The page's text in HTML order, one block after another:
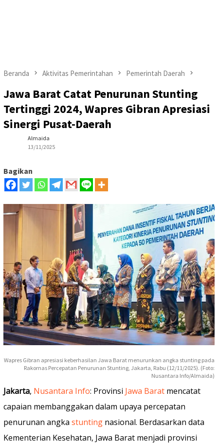
Beranda Aktivitas Pemerintahan Pemerintah Daerah
Jawa Barat Catat Penurunan Stunting
Tertinggi 2024, Wapres Gibran Apresiasi
Sinergi Pusat-Daerah
Almaida
13/11/2025
Bagikan
Wapres Gibran apresiasi keberhasilan Jawa Barat menurunkan angka stunting pada
Rakornas Percepatan Penurunan Stunting, Jakarta, Rabu (12/11/2025). (Foto:
Nusantara Info/Almaida)
Jakarta, Nusantara Info: Provinsi Jawa Barat mencatat
capaian membanggakan dalam upaya percepatan
penurunan angka stunting nasional. Berdasarkan data
Kementerian Kesehatan, Jawa Barat menjadi provinsi